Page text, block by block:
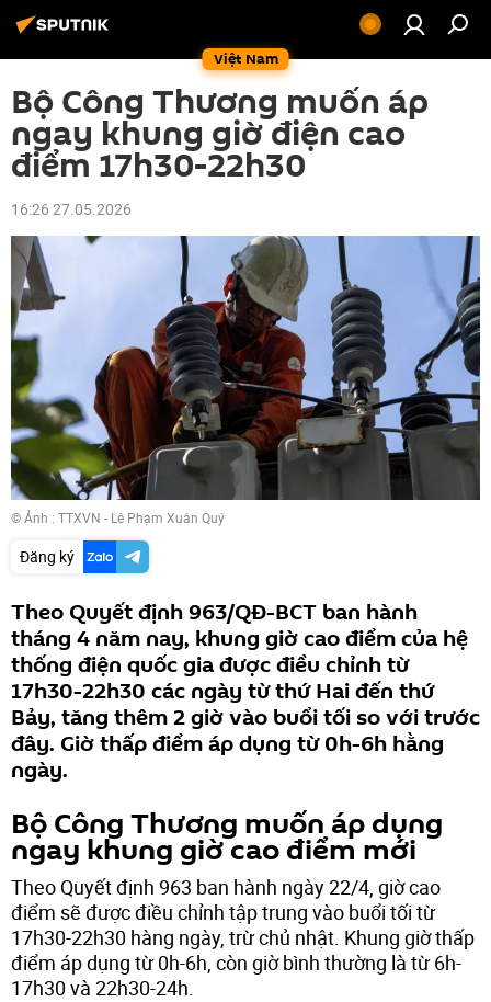
Việt Nam
Bộ Công Thương muốn áp
ngay khung giờ điện cao
điểm 17h30-22h30
16:26 27.05.2026
© Ảnh : TTXVN - Lê Phạm Xuân Quý
Đăng ký
Theo Quyết định 963/QĐ-BCT ban hành
tháng 4 năm nay, khung giờ cao điểm của hệ
thống điện quốc gia được điều chỉnh từ
17h30-22h30 các ngày từ thứ Hai đến thứ
Bảy, tăng thêm 2 giờ vào buổi tối so với trước
đây. Giờ thấp điểm áp dụng từ 0h-6h hằng
ngày.
Bộ Công Thương muốn áp dụng
ngay khung giờ cao điểm mới
Theo Quyết định 963 ban hành ngày 22/4, giờ cao
điểm sẽ được điều chỉnh tập trung vào buổi tối từ
17h30-22h30 hàng ngày, trừ chủ nhật. Khung giờ thấp
điểm áp dụng từ 0h-6h, còn giờ bình thường là từ 6h-
17h30 và 22h30-24h.